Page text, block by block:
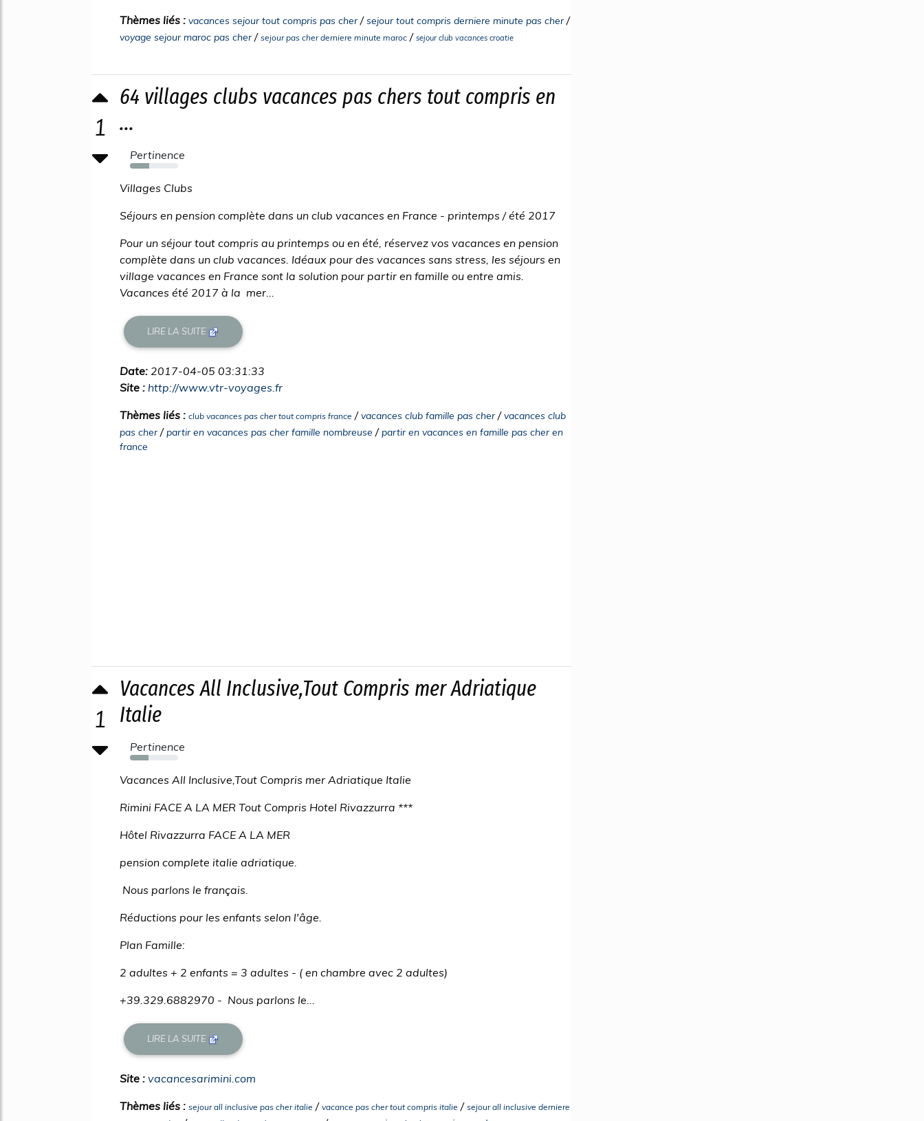
Thèmes liés : vacances sejour tout compris pas cher/sejour tout compris derniere minute pas cher/
voyage sejour maroc pas cher/ sejour pas cher derniere minute maroc / sejour club vacances croatie
1
64 villages clubs vacances pas chers tout compris en
...
Pertinence
40%
Villages Clubs
Séjours en pension complète dans un club vacances en France - printemps / été 2017
Pour un séjour tout compris au printemps ou en été, réservez vos vacances en pension
complète dans un club vacances. Idéaux pour des vacances sans stress, les séjours en
village vacances en France sont la solution pour partir en famille ou entre amis.
Vacances été 2017 à la mer...
LIRE LA SUITE
Date: 2017-04-05 03:31:33
Site : http://www.vtr-voyages.fr
Thèmes liés : club vacances pas cher tout compris france /vacances club famille pas cher/vacances club
pas cher/partir en vacances pas cher famille nombreuse /partir en vacances en famille pas cher en
france
1
Vacances All Inclusive,Tout Compris mer Adriatique
Italie
Pertinence
38%
Vacances All Inclusive,Tout Compris mer Adriatique Italie
Rimini FACE A LA MER Tout Compris Hotel Rivazzurra ***
Hôtel Rivazzurra FACE A LA MER
pension complete italie adriatique.
Nous parlons le français.
Réductions pour les enfants selon l'âge.
Plan Famille:
2 adultes + 2 enfants = 3 adultes - ( en chambre avec 2 adultes)
+39.329.6882970 - Nous parlons le...
LIRE LA SUITE
Site : vacancesarimini.com
Thèmes liés : sejour all inclusive pas cher italie / vacance pas cher tout compris italie / sejour all inclusive derniere